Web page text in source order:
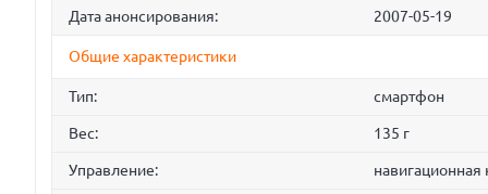
Дата анонсирования: 2007-05-19
Общие характеристики
Тип: смартфон
Вес: 135 г
Управление: